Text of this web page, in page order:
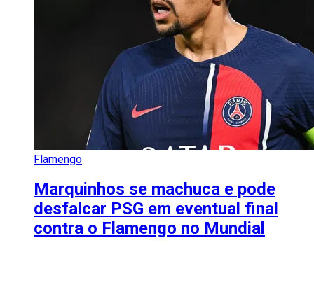
Flamengo
Marquinhos se machuca e pode
desfalcar PSG em eventual final
contra o Flamengo no Mundial